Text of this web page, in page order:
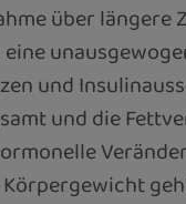
über längere
und
und die